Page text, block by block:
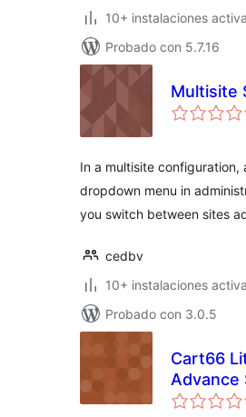
10+ instalaciones
Probado con 5.7.16
Multisite
In a multisite configuration,
dropdown menu in
you switch between sites
cedbv
10+ instalaciones
Probado con 3.0.5
Cart66
Advance
Report